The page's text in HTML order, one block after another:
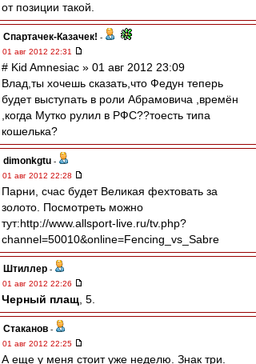
от позиции такой.
Спартачек-Казачек! -
01 авг 2012 22:31
# Kid Amnesiac » 01 авг 2012 23:09
Влад,ты хочешь сказать,что Федун теперь
будет выступать в роли Абрамовича ,времён
,когда Мутко рулил в РФС??тоесть типа
кошелька?
dimonkgtu -
01 авг 2012 22:28
Парни, счас будет Великая фехтовать за
золото. Посмотреть можно
тут:http://www.allsport-live.ru/tv.php?
channel=50010&online=Fencing_vs_Sabre
Штиллер -
01 авг 2012 22:26
Черный плащ , 5.
Cтаканов -
01 авг 2012 22:25
А еще у меня стоит уже неделю. Знак три.